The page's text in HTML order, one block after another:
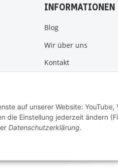
INFORMATIONEN
Blog
Wir über uns
Kontakt
auf unserer Website: YouTube,
die Einstellung jederzeit ändern
Datenschutzerklärung.